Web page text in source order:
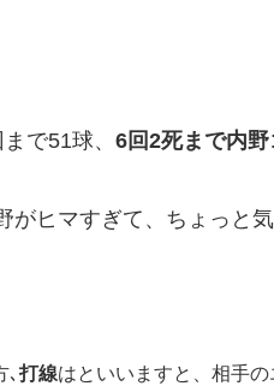
で51球、 6回2死まで内
がヒマすぎて、ちょっと
､ 打線はといいますと、相手